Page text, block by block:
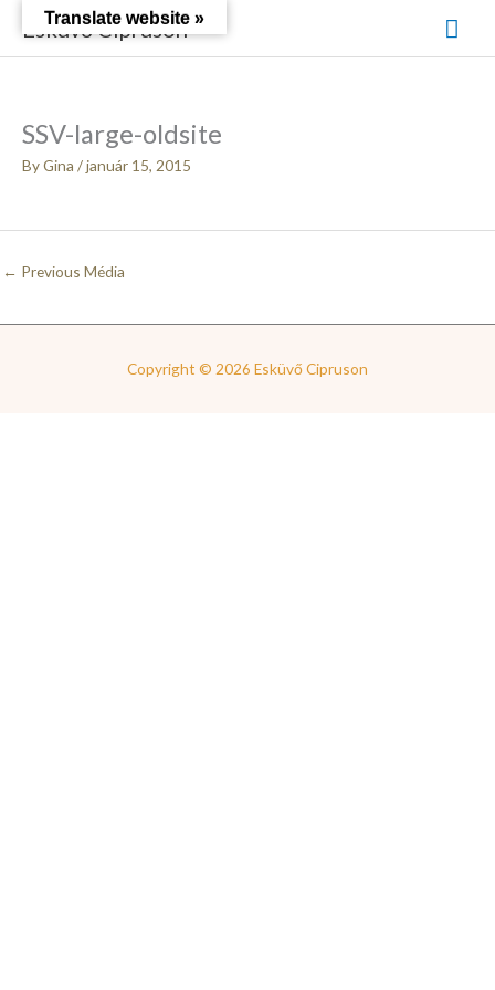
content
Esküvő Cipruson
SSV-large-oldsite
ByGina /január 15, 2015
← Previous Média
Copyright © 2026 Esküvő Cipruson
Translate website »